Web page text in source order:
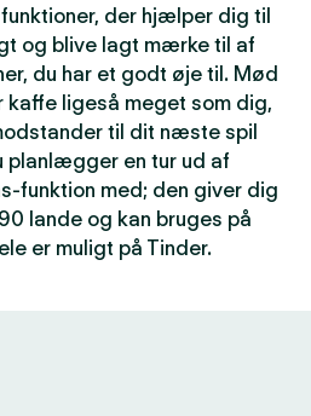
der hjælper dig til
og blive lagt mærke til af
du har et godt øje til. Mød
kaffe ligeså meget som dig,
til dit næste spil
planlægger en tur ud af
funktion med; den giver dig
lande og kan bruges på
er muligt på Tinder.